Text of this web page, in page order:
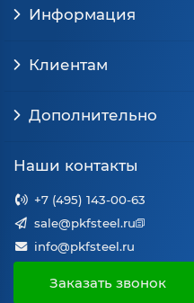
Информация
Клиентам
Дополнительно
Наши контакты
+7 (495) 143-00-63
sale@pkfsteel.ru
info@pkfsteel.ru
Заказать звонок